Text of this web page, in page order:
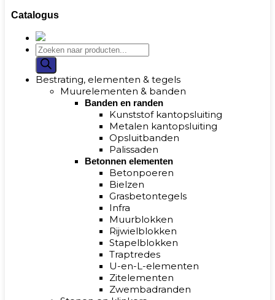
Catalogus
Bestrating, elementen & tegels
Muurelementen & banden
Banden en randen
Kunststof kantopsluiting
Metalen kantopsluiting
Opsluitbanden
Palissaden
Betonnen elementen
Betonpoeren
Bielzen
Grasbetontegels
Infra
Muurblokken
Rijwielblokken
Stapelblokken
Traptredes
U-en-L-elementen
Zitelementen
Zwembadranden